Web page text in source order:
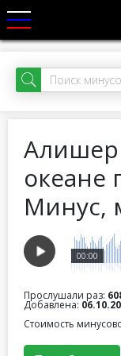
Алишер
океане
Минус,
00:00
Прослушали раз:
Добавлена:
Стоимость